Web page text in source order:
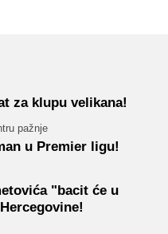
za klupu velikana!
pažnje
u Premier ligu!
"bacit će u